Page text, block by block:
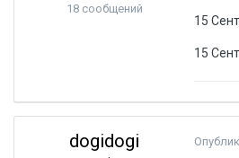
18 сообщений
15
15
dogidogi